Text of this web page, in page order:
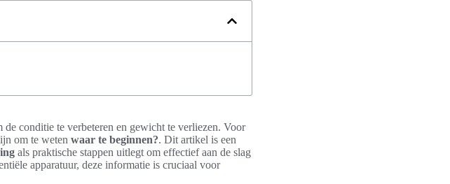
de conditie te verbeteren en gewicht te verliezen. Voor
om te weten waar te beginnen?. Dit artikel is een
als praktische stappen uitlegt om effectief aan de slag
apparatuur, deze informatie is cruciaal voor